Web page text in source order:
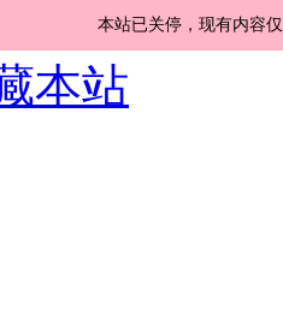
本站已关停，现有内容
本站